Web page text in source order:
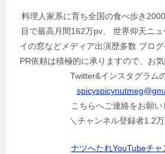
料理人家系に育ち全国の食べ歩き
目で最高月間162万pv、 世界仰天ニ
イの窓などメディア出演歴多数 ブログ
PR依頼は積極的に承りますので、お気
Twitter&インスタグラム
こちらへご連絡をお願い
＼チャンネル登録者1.2
ナツへたれYouTubeチャ